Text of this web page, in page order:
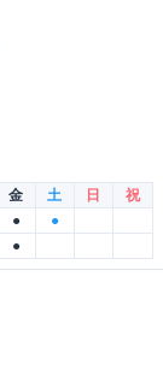
金 土 日
祝
●
●
●